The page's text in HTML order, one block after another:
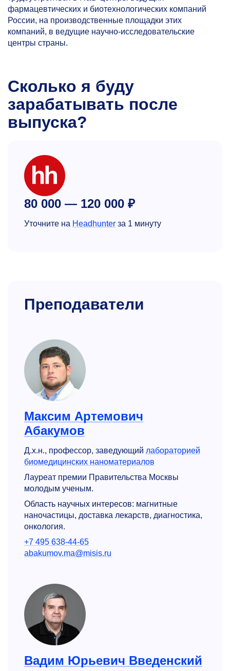
фармацевтических и биотехнологических компаний
России, на производственные площадки этих
компаний, в ведущие научно-исследовательские
центры страны.
Сколько я буду
зарабатывать после
выпуска?
80 000 — 120 000 ₽
Уточните на Headhunter за 1 минуту
Преподаватели
Максим Артемович
Абакумов
Д.х.н., профессор, заведующий лабораторией
биомедицинских наноматериалов
Лауреат премии Правительства Москвы
молодым ученым.
Область научных интересов: магнитные
наночастицы, доставка лекарств, диагностика,
онкология.
+7 495 638-44-65
abakumov.ma@misis.ru
Вадим Юрьевич Введенский